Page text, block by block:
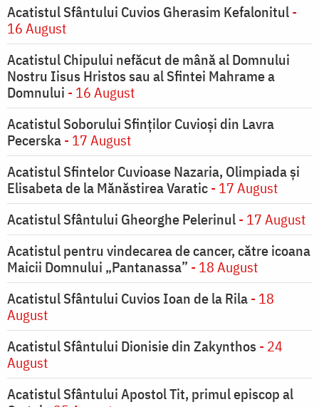
Acatistul Sfântului Cuvios Gherasim Kefalonitul-
16 August
Acatistul Chipului nefăcut de mână al Domnului
Nostru Iisus Hristos sau al Sfintei Mahrame a
Domnului - 16 August
Acatistul Soborului Sfinților Cuvioși din Lavra
Pecerska- 17 August
Acatistul Sfintelor Cuvioase Nazaria, Olimpiada și
Elisabeta de la Mănăstirea Varatic- 17 August
Acatistul Sfântului Gheorghe Pelerinul- 17 August
Acatistul pentru vindecarea de cancer, către icoana
Maicii Domnului „Pantanassa” - 18 August
Acatistul Sfântului Cuvios Ioan de la Rila- 18
August
Acatistul Sfântului Dionisie din Zakynthos - 24
August
Acatistul Sfântului Apostol Tit, primul episcop al